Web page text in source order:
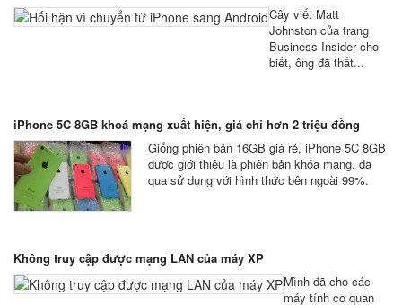
Cây viết Matt
Johnston của trang
Business Insider cho
biết, ông đã thất...
iPhone 5C 8GB khoá mạng xuất hiện, giá chỉ hơn 2 triệu đồng
Giống phiên bản 16GB giá rẻ, iPhone 5C 8GB
được giới thiệu là phiên bản khóa mạng, đã
qua sử dụng với hình thức bên ngoài 99%.
Không truy cập được mạng LAN của máy XP
Mình đã cho các
máy tính cơ quan